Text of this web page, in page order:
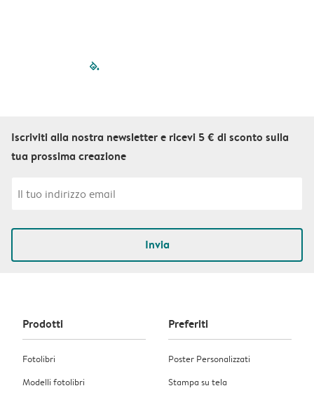
filled-pagination
Iscriviti alla nostra newsletter e ricevi 5 € di sconto sulla
tua prossima creazione
Invia
Prodotti
Fotolibri
Modelli fotolibri
Preferiti
Poster Personalizzati
Stampa su tela